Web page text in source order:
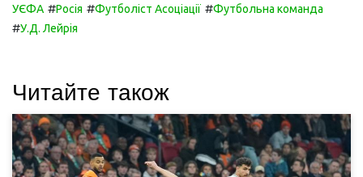
УЄФА #Росія #Футболіст Асоціації #Футбольна команда
#У.Д. Лейрія
Читайте також